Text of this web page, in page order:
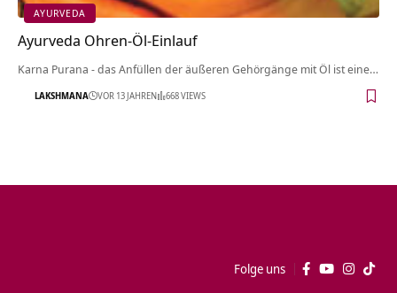
AYURVEDA
Ayurveda Ohren-Öl-Einlauf
Karna Purana - das Anfüllen der äußeren Gehörgänge mit Öl ist eine…
LAKSHMANA VOR 13 JAHREN 668 VIEWS
Folge uns